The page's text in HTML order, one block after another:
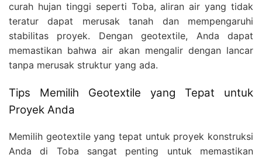
curah hujan tinggi seperti Toba, aliran air yang tidak
teratur dapat merusak tanah dan mempengaruhi
stabilitas proyek. Dengan geotextile, Anda dapat
memastikan bahwa air akan mengalir dengan lancar
tanpa merusak struktur yang ada.
Tips Memilih Geotextile yang Tepat untuk
Proyek Anda
Memilih geotextile yang tepat untuk proyek konstruksi
Anda di Toba sangat penting untuk memastikan